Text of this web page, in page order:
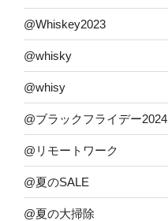
@Whiskey2023
@whisky
@whisy
@ブラックフライデー2024
@リモートワーク
@夏のSALE
@夏の大掃除